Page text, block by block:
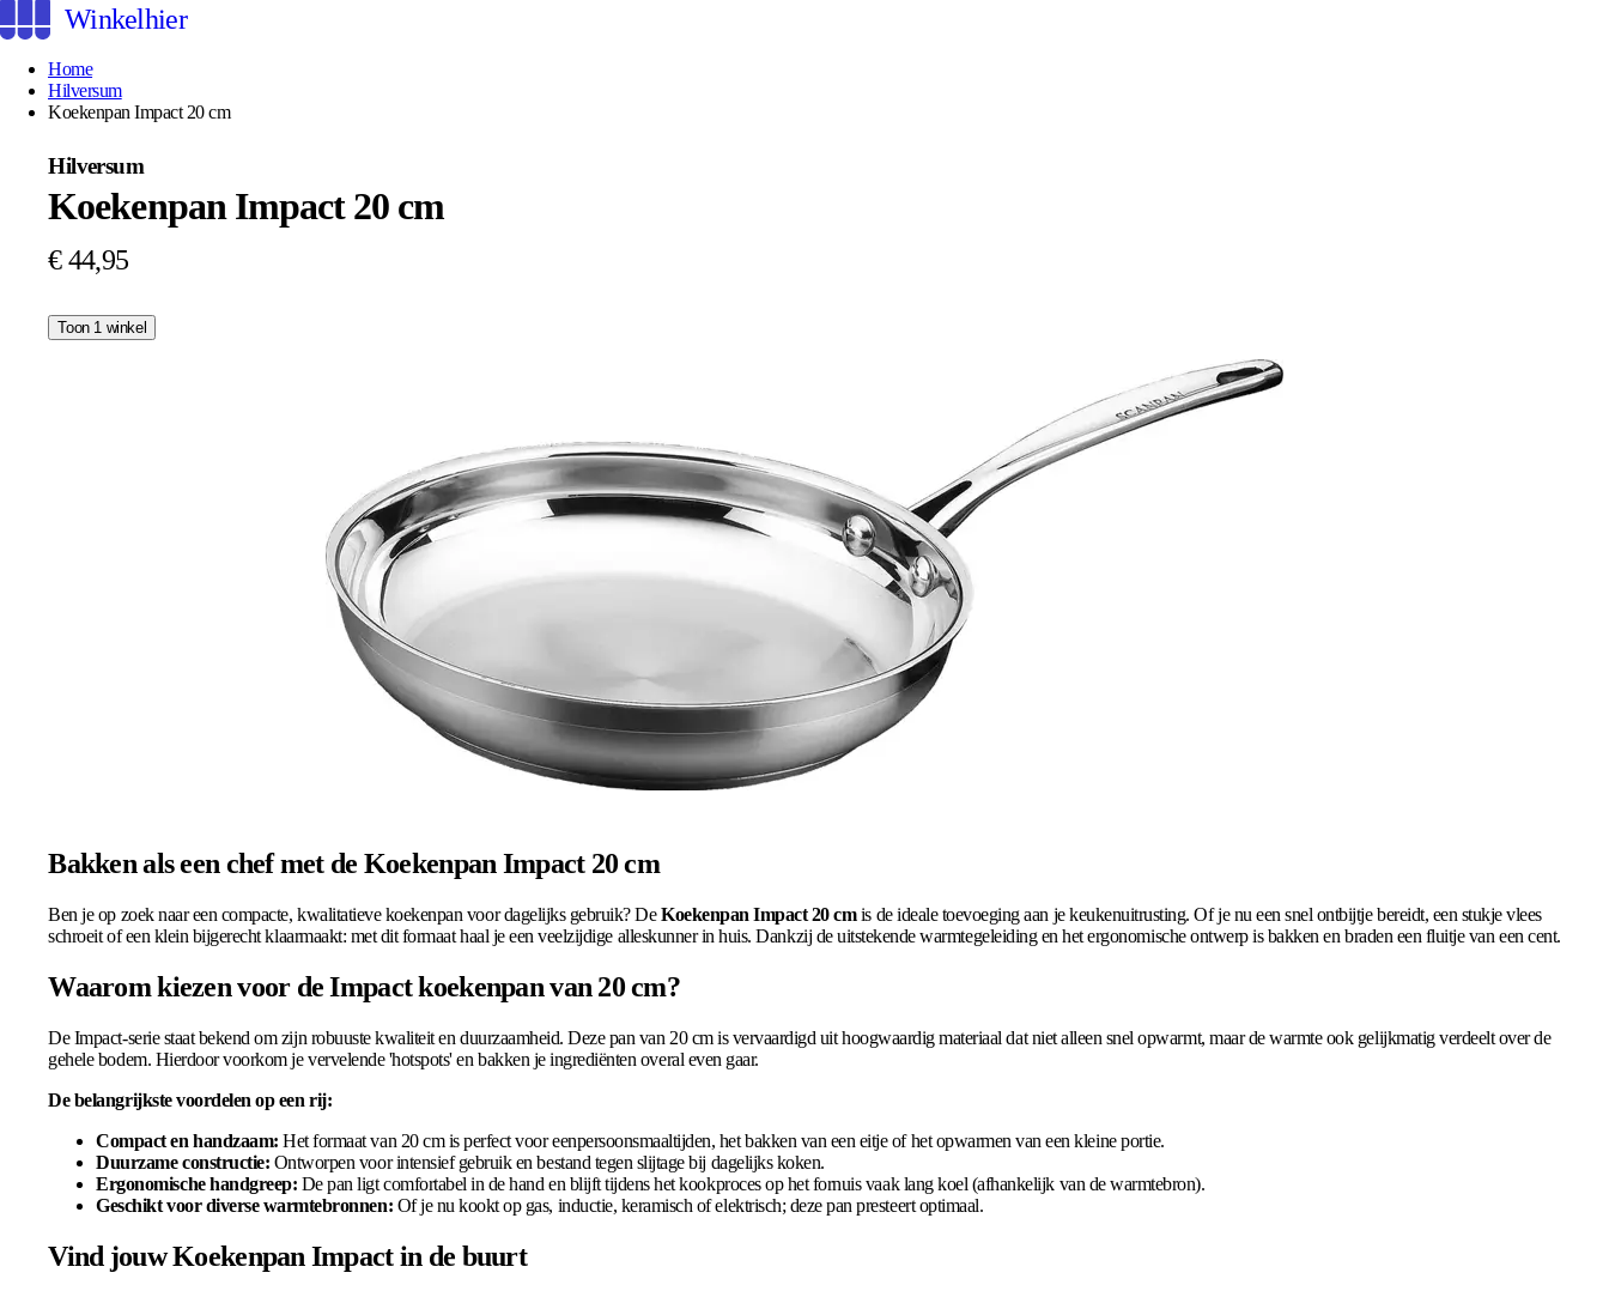
Winkelhier
Home
Hilversum
Koekenpan Impact 20 cm
Hilversum
Koekenpan Impact 20 cm
€ 44,95
Toon 1 winkel
Bakken als een chef met de Koekenpan Impact 20 cm
Ben je op zoek naar een compacte, kwalitatieve koekenpan voor dagelijks gebruik? DeKoekenpan Impact 20 cmis de ideale toevoeging aan je keukenuitrusting. Of je nu een snel ontbijtje bereidt, een stukje vlees
schroeit of een klein bijgerecht klaarmaakt: met dit formaat haal je een veelzijdige alleskunner in huis. Dankzij de uitstekende warmtegeleiding en het ergonomische ontwerp is bakken en braden een fluitje van een cent.
Waarom kiezen voor de Impact koekenpan van 20 cm?
De Impact-serie staat bekend om zijn robuuste kwaliteit en duurzaamheid. Deze pan van 20 cm is vervaardigd uit hoogwaardig materiaal dat niet alleen snel opwarmt, maar de warmte ook gelijkmatig verdeelt over de
gehele bodem. Hierdoor voorkom je vervelende 'hotspots' en bakken je ingrediënten overal even gaar.
De belangrijkste voordelen op een rij:
Compact en handzaam: Het formaat van 20 cm is perfect voor eenpersoonsmaaltijden, het bakken van een eitje of het opwarmen van een kleine portie.
Duurzame constructie: Ontworpen voor intensief gebruik en bestand tegen slijtage bij dagelijks koken.
Ergonomische handgreep: De pan ligt comfortabel in de hand en blijft tijdens het kookproces op het fornuis vaak lang koel (afhankelijk van de warmtebron).
Geschikt voor diverse warmtebronnen: Of je nu kookt op gas, inductie, keramisch of elektrisch; deze pan presteert optimaal.
Vind jouw Koekenpan Impact in de buurt